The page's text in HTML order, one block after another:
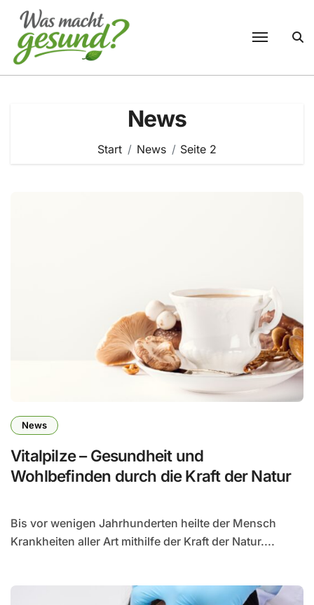
Inhalt
springen
News
Start News Seite 2
News
Vitalpilze – Gesundheit und
Wohlbefinden durch die Kraft der Natur
Bis vor wenigen Jahrhunderten heilte der Mensch
Krankheiten aller Art mithilfe der Kraft der Natur....